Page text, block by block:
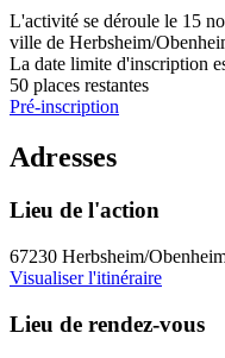
L'activité se déroule le 15
ville de Herbsheim/
La date limite d'inscription
50 places restantes
Pré-inscription
Adresses
Lieu de l'action
67230 Herbsheim/
Visualiser l'itinéraire
Lieu de rendez-vous